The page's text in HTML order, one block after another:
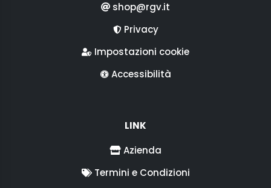
shop@rgv.it
Privacy
Impostazioni cookie
Accessibilità
LINK
Azienda
Termini e Condizioni